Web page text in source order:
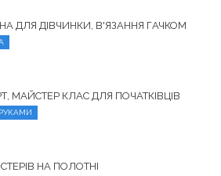
ДЛЯ ДІВЧИНКИ, В'ЯЗАННЯ ГАЧКОМ
МАЙСТЕР КЛАС ДЛЯ ПОЧАТКІВЦІВ
НА ПОЛОТНІ